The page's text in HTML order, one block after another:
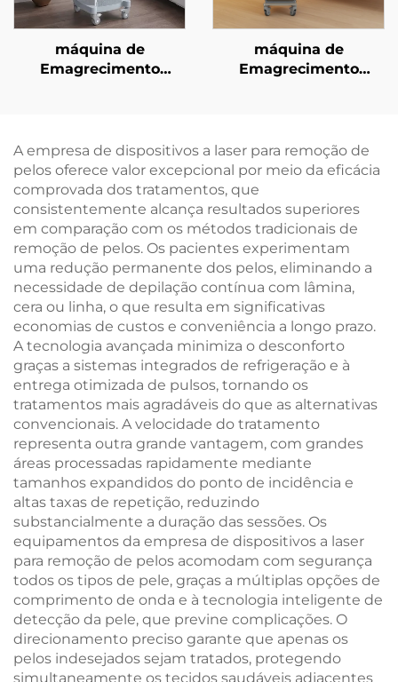
máquina de
Emagrecimento
Tecnologia de
Resfriamento de 360
Graus e Crioterapia
para Perda de Peso
máquina de
Emagrecimento
Contorno Corporal,
Redução de Celulite,
Firmamento Facial por
Radiofrequência
A empresa de dispositivos a laser para remoção de
pelos oferece valor excepcional por meio da eficácia
comprovada dos tratamentos, que
consistentemente alcança resultados superiores
em comparação com os métodos tradicionais de
remoção de pelos. Os pacientes experimentam
uma redução permanente dos pelos, eliminando a
necessidade de depilação contínua com lâmina,
cera ou linha, o que resulta em significativas
economias de custos e conveniência a longo prazo.
A tecnologia avançada minimiza o desconforto
graças a sistemas integrados de refrigeração e à
entrega otimizada de pulsos, tornando os
tratamentos mais agradáveis do que as alternativas
convencionais. A velocidade do tratamento
representa outra grande vantagem, com grandes
áreas processadas rapidamente mediante
tamanhos expandidos do ponto de incidência e
altas taxas de repetição, reduzindo
substancialmente a duração das sessões. Os
equipamentos da empresa de dispositivos a laser
para remoção de pelos acomodam com segurança
todos os tipos de pele, graças a múltiplas opções de
comprimento de onda e à tecnologia inteligente de
detecção da pele, que previne complicações. O
direcionamento preciso garante que apenas os
pelos indesejados sejam tratados, protegendo
simultaneamente os tecidos saudáveis adjacentes